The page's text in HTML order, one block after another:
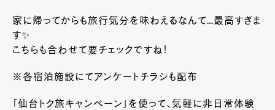
家に帰ってからも旅行気分を味わえるなんて…最高すぎま
す✨
こちらも合わせて要チェックですね！
※各宿泊施設にてアンケートチラシも配布
「仙台トク旅キャンペーン」を使って、気軽に非日常体験